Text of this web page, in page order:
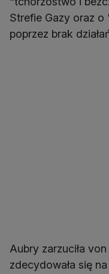
Strefie Gazy oraz
poprzez brak
Aubry zarzuciła
zdecydowała się